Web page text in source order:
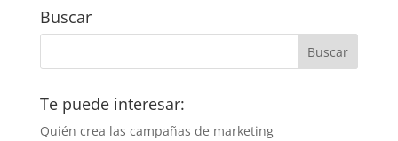
Buscar
Te puede interesar:
Quién crea las campañas de marketing